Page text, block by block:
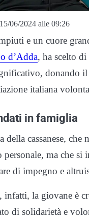
06/2024 alle 09:26
e un cuore
d’Adda, ha scelto
donando il
italiana
in famiglia
della cassanese, che
ma che si
di impegno e
infatti, la giovane è
di solidarietà e